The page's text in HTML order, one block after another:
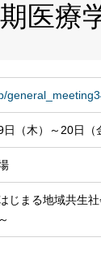
医療
（木）～20日（
じまる地域共生